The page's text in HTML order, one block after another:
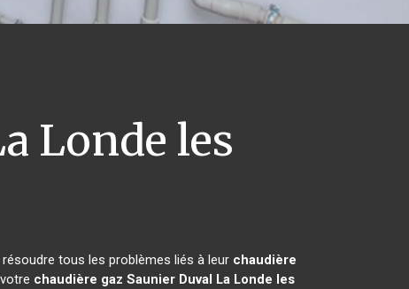
Londe les
tous les problèmes liés à leur chaudière
chaudière gaz Saunier Duval La Londe les